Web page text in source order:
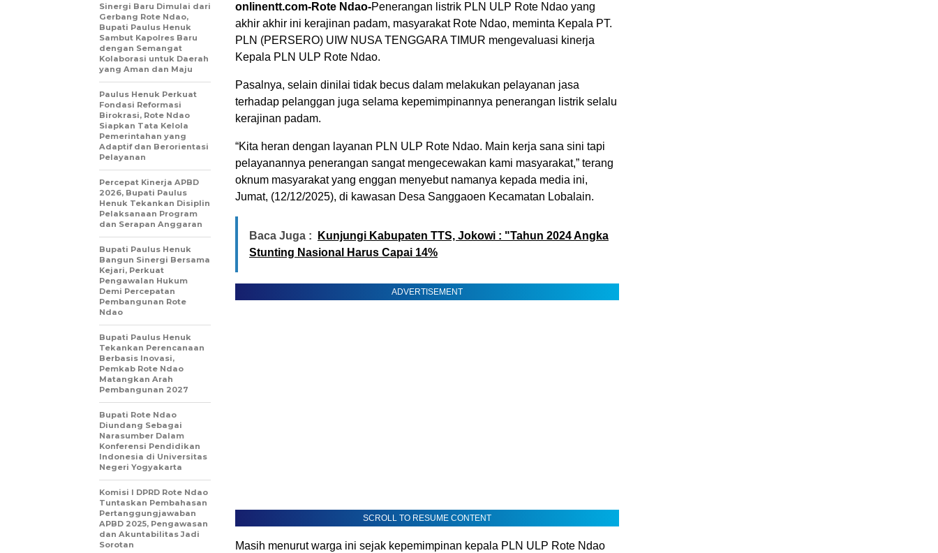
onlinentt.com-Rote Ndao-Penerangan listrik PLN ULP Rote Ndao yang
akhir akhir ini kerajinan padam, masyarakat Rote Ndao, meminta Kepala PT.
PLN (PERSERO) UIW NUSA TENGGARA TIMUR mengevaluasi kinerja
Kepala PLN ULP Rote Ndao.
Pasalnya, selain dinilai tidak becus dalam melakukan pelayanan jasa
terhadap pelanggan juga selama kepemimpinannya penerangan listrik selalu
kerajinan padam.
“Kita heran dengan layanan PLN ULP Rote Ndao. Main kerja sana sini tapi
pelayanannya penerangan sangat mengecewakan kami masyarakat,” terang
oknum masyarakat yang enggan menyebut namanya kepada media ini,
Jumat, (12/12/2025), di kawasan Desa Sanggaoen Kecamatan Lobalain.
Baca Juga :
Kunjungi Kabupaten TTS, Jokowi : "Tahun 2024 Angka
Stunting Nasional Harus Capai 14%
ADVERTISEMENT
SCROLL TO RESUME CONTENT
Masih menurut warga ini sejak kepemimpinan kepala PLN ULP Rote Ndao
Sinergi Baru Dimulai dari
Gerbang Rote Ndao,
Bupati Paulus Henuk
Sambut Kapolres Baru
dengan Semangat
Kolaborasi untuk Daerah
yang Aman dan Maju
Paulus Henuk Perkuat
Fondasi Reformasi
Birokrasi, Rote Ndao
Siapkan Tata Kelola
Pemerintahan yang
Adaptif dan Berorientasi
Pelayanan
Percepat Kinerja APBD
2026, Bupati Paulus
Henuk Tekankan Disiplin
Pelaksanaan Program
dan Serapan Anggaran
Bupati Paulus Henuk
Bangun Sinergi Bersama
Kejari, Perkuat
Pengawalan Hukum
Demi Percepatan
Pembangunan Rote
Ndao
Bupati Paulus Henuk
Tekankan Perencanaan
Berbasis Inovasi,
Pemkab Rote Ndao
Matangkan Arah
Pembangunan 2027
Bupati Rote Ndao
Diundang Sebagai
Narasumber Dalam
Konferensi Pendidikan
Indonesia di Universitas
Negeri Yogyakarta
Komisi I DPRD Rote Ndao
Tuntaskan Pembahasan
Pertanggungjawaban
APBD 2025, Pengawasan
dan Akuntabilitas Jadi
Sorotan